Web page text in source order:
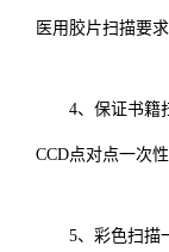
医用胶片扫描要求
4、保证书籍扫
CCD点对点一次
5、彩色扫描一